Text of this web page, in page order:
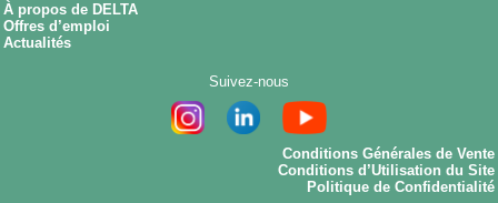
À propos de DELTA
Offres d’emploi
Actualités
Suivez-nous
Conditions Générales de Vente
Conditions d’Utilisation du Site
Politique de Confidentialité